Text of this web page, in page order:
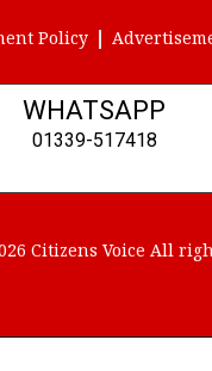
Policy
WHATSAPP
01339-517418
Citizens Voice All